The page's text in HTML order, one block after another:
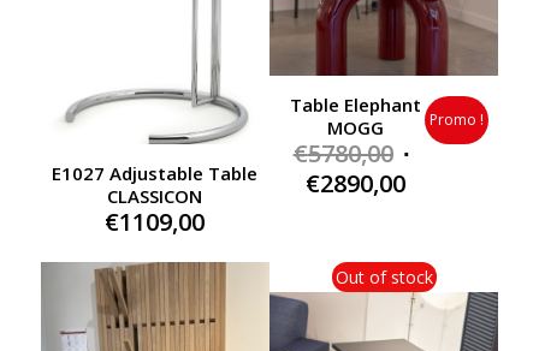
E1027 Adjustable Table
CLASSICON
€1109,00
Table Elephant
MOGG
€5780,00 Original
price
€2890,00Current
€2890,00.
Promo !
Out of stock